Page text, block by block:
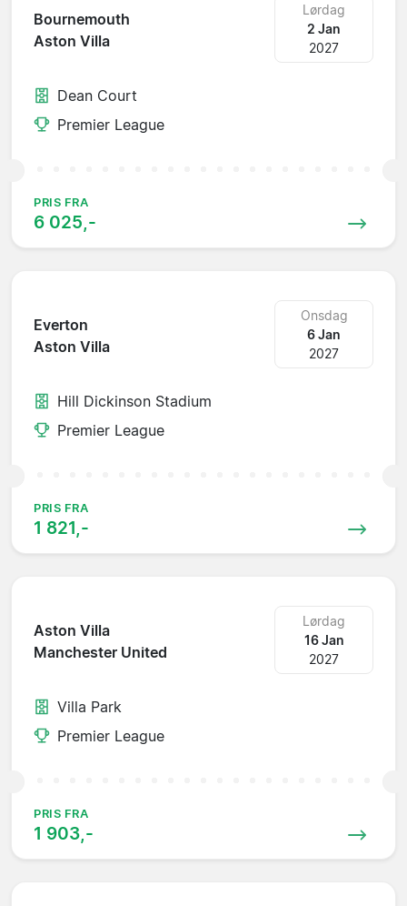
Bournemouth
Aston Villa
Lørdag
2 Jan
2027
Dean Court
Premier League
PRIS FRA
6 025,-
Everton
Aston Villa
Onsdag
6 Jan
2027
Hill Dickinson Stadium
Premier League
PRIS FRA
1 821,-
Aston Villa
Manchester United
Lørdag
16 Jan
2027
Villa Park
Premier League
PRIS FRA
1 903,-